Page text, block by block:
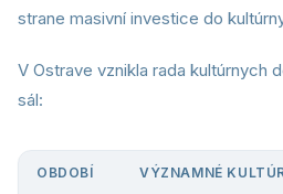
strane masivní investice do
V Ostrave vznikla rada kultúrnych
sál:
OBDOBÍ VÝZNAMNÉ